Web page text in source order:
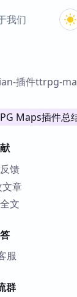
Obsidian
我们
插件ttrpg-
Maps插件总
馈
章
文
服
群